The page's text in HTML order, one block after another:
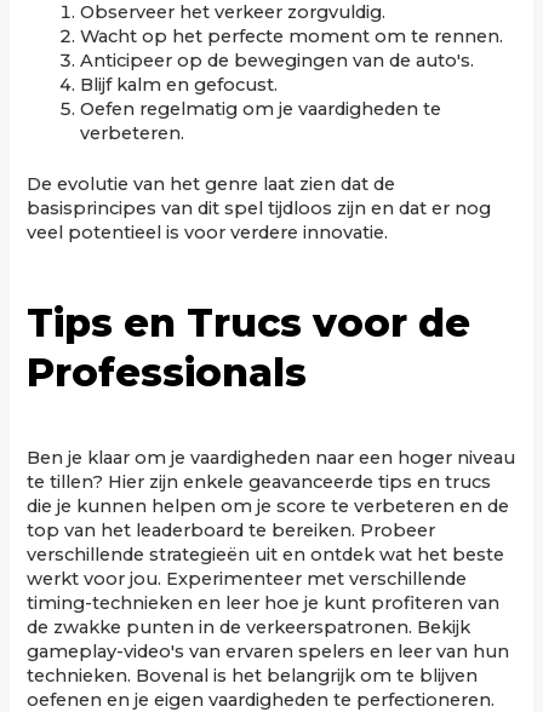
Observeer het verkeer zorgvuldig.
Wacht op het perfecte moment om te rennen.
Anticipeer op de bewegingen van de auto's.
Blijf kalm en gefocust.
Oefen regelmatig om je vaardigheden te
verbeteren.
De evolutie van het genre laat zien dat de
basisprincipes van dit spel tijdloos zijn en dat er nog
veel potentieel is voor verdere innovatie.
Tips en Trucs voor de
Professionals
Ben je klaar om je vaardigheden naar een hoger niveau
te tillen? Hier zijn enkele geavanceerde tips en trucs
die je kunnen helpen om je score te verbeteren en de
top van het leaderboard te bereiken. Probeer
verschillende strategieën uit en ontdek wat het beste
werkt voor jou. Experimenteer met verschillende
timing-technieken en leer hoe je kunt profiteren van
de zwakke punten in de verkeerspatronen. Bekijk
gameplay-video's van ervaren spelers en leer van hun
technieken. Bovenal is het belangrijk om te blijven
oefenen en je eigen vaardigheden te perfectioneren.